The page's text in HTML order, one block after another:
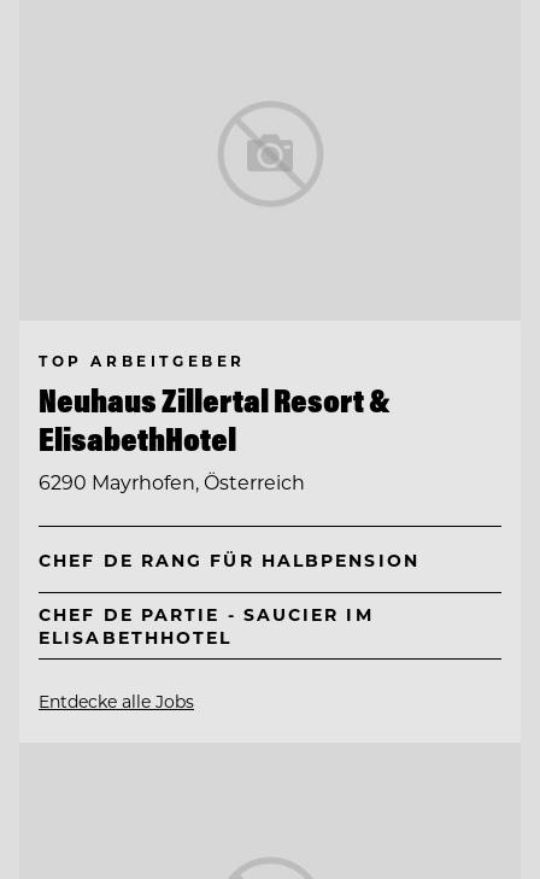
TOP ARBEITGEBER
Neuhaus Zillertal Resort &
ElisabethHotel
6290 Mayrhofen, Österreich
CHEF DE RANG FÜR HALBPENSION
CHEF DE PARTIE - SAUCIER IM
ELISABETHHOTEL
Entdecke alle Jobs